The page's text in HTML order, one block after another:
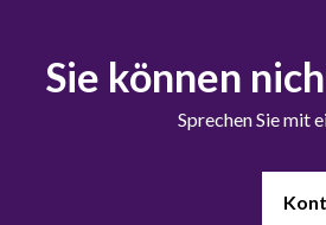
Sie können
Sprechen Sie mit